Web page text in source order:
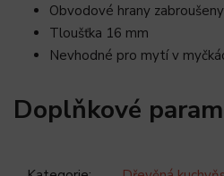
Obvodové hrany
Tloušťka 16 mm
Nevhodné pro mytí v
Doplňkové